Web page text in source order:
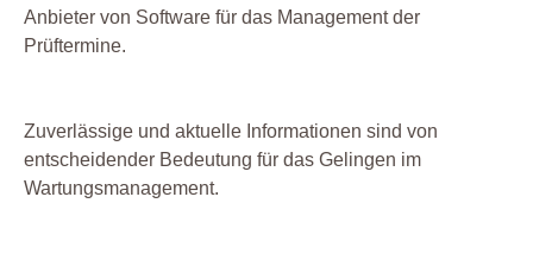
Anbieter von Software für das Management der
Prüftermine.
Zuverlässige und aktuelle Informationen sind von
entscheidender Bedeutung für das Gelingen im
Wartungsmanagement.